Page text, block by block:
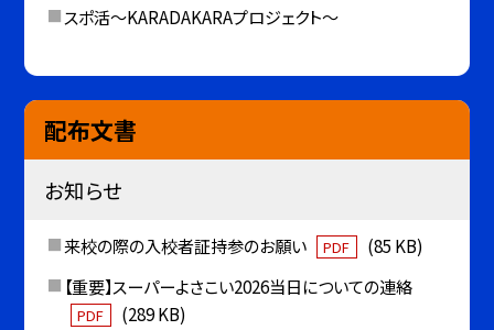
スポ活～KARADAKARAプロジェクト～
配布文書
お知らせ
来校の際の入校者証持参のお願い PDF
(85 KB)
【重要】スーパーよさこい2026当日についての連絡
PDF
(289 KB)